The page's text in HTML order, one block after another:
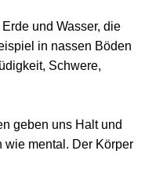
und Wasser, die
in nassen Böden
Schwere,
geben uns Halt und
wie mental. Der Körper